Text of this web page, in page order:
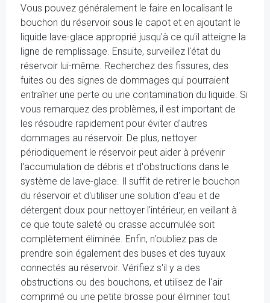
Vous pouvez généralement le faire en localisant le
bouchon du réservoir sous le capot et en ajoutant le
liquide lave-glace approprié jusqu'à ce qu'il atteigne la
ligne de remplissage. Ensuite, surveillez l'état du
réservoir lui-même. Recherchez des fissures, des
fuites ou des signes de dommages qui pourraient
entraîner une perte ou une contamination du liquide. Si
vous remarquez des problèmes, il est important de
les résoudre rapidement pour éviter d'autres
dommages au réservoir. De plus, nettoyer
périodiquement le réservoir peut aider à prévenir
l'accumulation de débris et d'obstructions dans le
système de lave-glace. Il suffit de retirer le bouchon
du réservoir et d'utiliser une solution d'eau et de
détergent doux pour nettoyer l'intérieur, en veillant à
ce que toute saleté ou crasse accumulée soit
complètement éliminée. Enfin, n'oubliez pas de
prendre soin également des buses et des tuyaux
connectés au réservoir. Vérifiez s'il y a des
obstructions ou des bouchons, et utilisez de l'air
comprimé ou une petite brosse pour éliminer tout